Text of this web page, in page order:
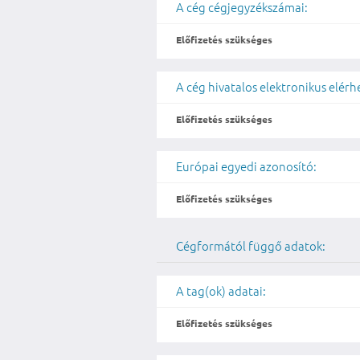
A cég cégjegyzékszámai:
Előfizetés szükséges
A cég hivatalos elektronikus
Előfizetés szükséges
Európai egyedi azonosító:
Előfizetés szükséges
Cégformától függő adatok:
A tag(ok) adatai:
Előfizetés szükséges